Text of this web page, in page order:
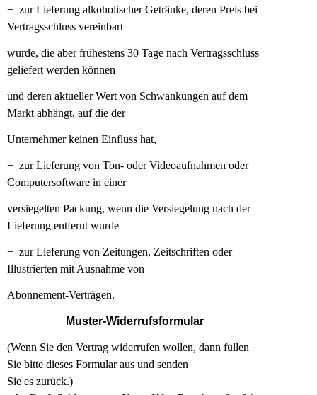
− zur Lieferung alkoholischer Getränke, deren Preis bei
Vertragsschluss vereinbart
wurde, die aber frühestens 30 Tage nach Vertragsschluss
geliefert werden können
und deren aktueller Wert von Schwankungen auf dem
Markt abhängt, auf die der
Unternehmer keinen Einfluss hat,
− zur Lieferung von Ton- oder Videoaufnahmen oder
Computersoftware in einer
versiegelten Packung, wenn die Versiegelung nach der
Lieferung entfernt wurde
− zur Lieferung von Zeitungen, Zeitschriften oder
Illustrierten mit Ausnahme von
Abonnement-Verträgen.
Muster-Widerrufsformular
(Wenn Sie den Vertrag widerrufen wollen, dann füllen
Sie bitte dieses Formular aus und senden
Sie es zurück.)